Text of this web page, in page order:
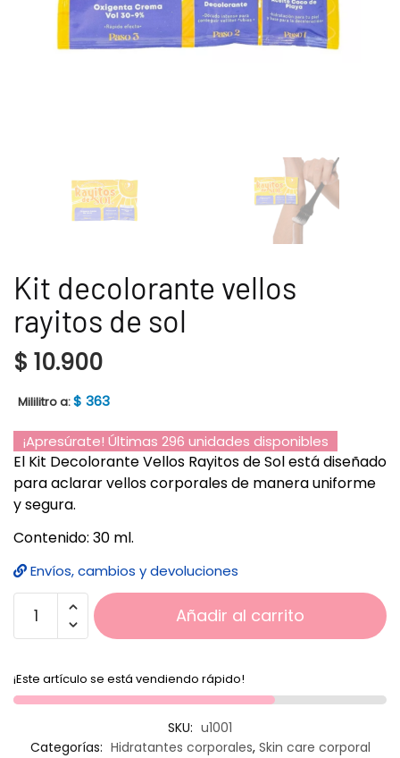
Kit decolorante vellos
rayitos de sol
$ 10.900
Mililitro a:$ 363
¡Apresúrate! Últimas 296 unidades disponibles
El Kit Decolorante Vellos Rayitos de Sol está diseñado
para aclarar vellos corporales de manera uniforme
y segura.
Contenido: 30 ml.
Envíos, cambios y devoluciones
Añadir al carrito
¡Este artículo se está vendiendo rápido!
SKU: u1001
Categorías: Hidratantes corporales, Skin care corporal